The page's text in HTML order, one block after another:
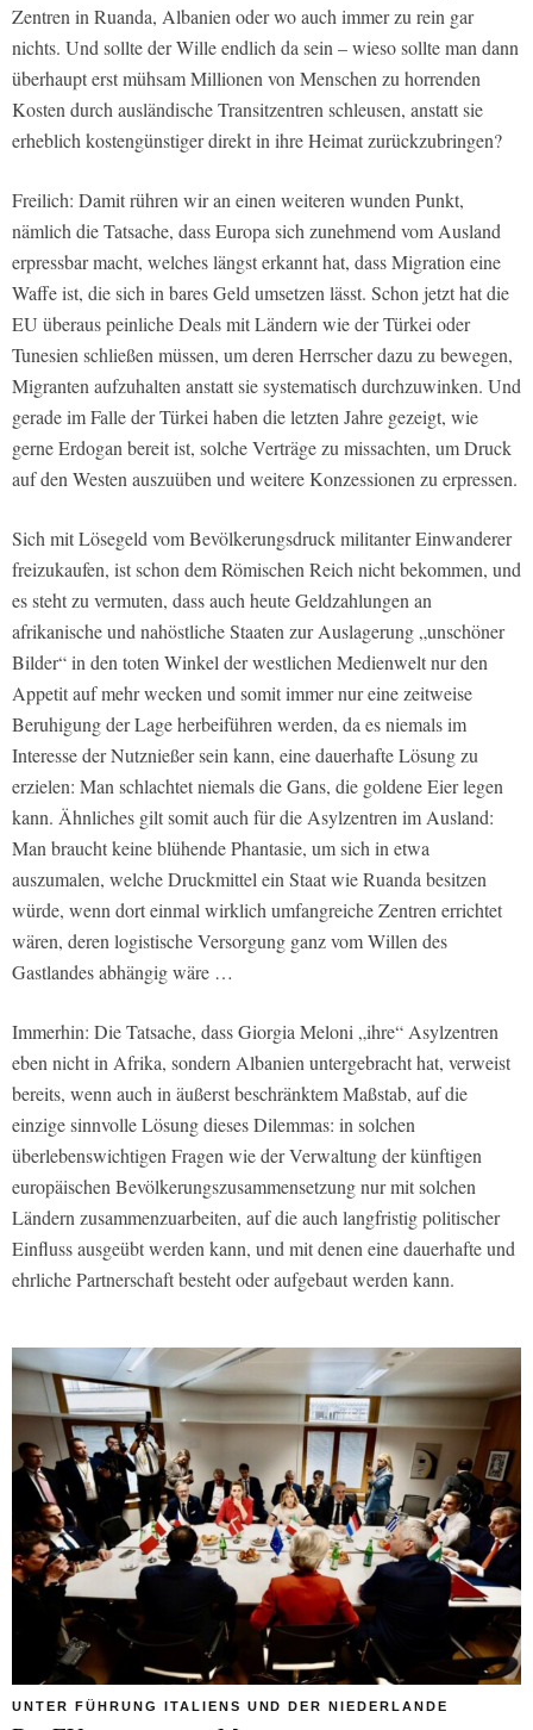
Zentren in Ruanda, Albanien oder wo auch immer zu rein gar
nichts. Und sollte der Wille endlich da sein – wieso sollte man dann
überhaupt erst mühsam Millionen von Menschen zu horrenden
Kosten durch ausländische Transitzentren schleusen, anstatt sie
erheblich kostengünstiger direkt in ihre Heimat zurückzubringen?
Freilich: Damit rühren wir an einen weiteren wunden Punkt,
nämlich die Tatsache, dass Europa sich zunehmend vom Ausland
erpressbar macht, welches längst erkannt hat, dass Migration eine
Waffe ist, die sich in bares Geld umsetzen lässt. Schon jetzt hat die
EU überaus peinliche Deals mit Ländern wie der Türkei oder
Tunesien schließen müssen, um deren Herrscher dazu zu bewegen,
Migranten aufzuhalten anstatt sie systematisch durchzuwinken. Und
gerade im Falle der Türkei haben die letzten Jahre gezeigt, wie
gerne Erdogan bereit ist, solche Verträge zu missachten, um Druck
auf den Westen auszuüben und weitere Konzessionen zu erpressen.
Sich mit Lösegeld vom Bevölkerungsdruck militanter Einwanderer
freizukaufen, ist schon dem Römischen Reich nicht bekommen, und
es steht zu vermuten, dass auch heute Geldzahlungen an
afrikanische und nahöstliche Staaten zur Auslagerung „unschöner
Bilder“ in den toten Winkel der westlichen Medienwelt nur den
Appetit auf mehr wecken und somit immer nur eine zeitweise
Beruhigung der Lage herbeiführen werden, da es niemals im
Interesse der Nutznießer sein kann, eine dauerhafte Lösung zu
erzielen: Man schlachtet niemals die Gans, die goldene Eier legen
kann. Ähnliches gilt somit auch für die Asylzentren im Ausland:
Man braucht keine blühende Phantasie, um sich in etwa
auszumalen, welche Druckmittel ein Staat wie Ruanda besitzen
würde, wenn dort einmal wirklich umfangreiche Zentren errichtet
wären, deren logistische Versorgung ganz vom Willen des
Gastlandes abhängig wäre …
Immerhin: Die Tatsache, dass Giorgia Meloni „ihre“ Asylzentren
eben nicht in Afrika, sondern Albanien untergebracht hat, verweist
bereits, wenn auch in äußerst beschränktem Maßstab, auf die
einzige sinnvolle Lösung dieses Dilemmas: in solchen
überlebenswichtigen Fragen wie der Verwaltung der künftigen
europäischen Bevölkerungszusammensetzung nur mit solchen
Ländern zusammenzuarbeiten, auf die auch langfristig politischer
Einfluss ausgeübt werden kann, und mit denen eine dauerhafte und
ehrliche Partnerschaft besteht oder aufgebaut werden kann.
UNTER FÜHRUNG ITALIENS UND DER NIEDERLANDE